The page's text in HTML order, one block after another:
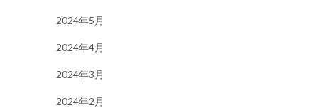
2024年5月
2024年4月
2024年3月
2024年2月